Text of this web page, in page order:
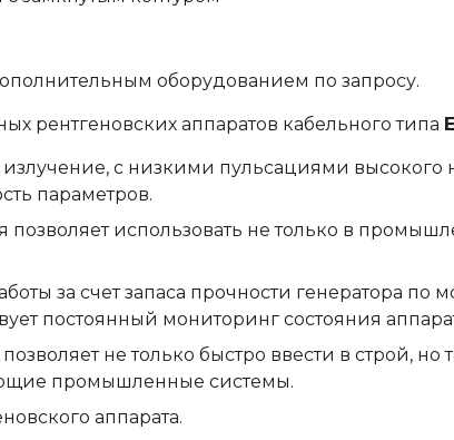
оборудованием по запросу.
рентгеновских аппаратов кабельного типа
с низкими пульсациями высокого
параметров.
использовать не только в
за счет запаса прочности генератора по
постоянный мониторинг состояния
не только быстро ввести в строй, но
промышленные системы.
аппарата.